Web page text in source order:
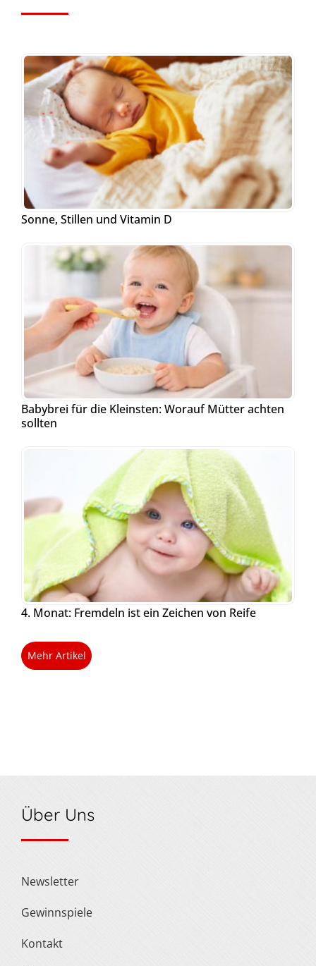
Sonne, Stillen und Vitamin D
Babybrei für die Kleinsten: Worauf Mütter achten
sollten
4. Monat: Fremdeln ist ein Zeichen von Reife
Mehr Artikel
Über Uns
Newsletter
Gewinnspiele
Kontakt